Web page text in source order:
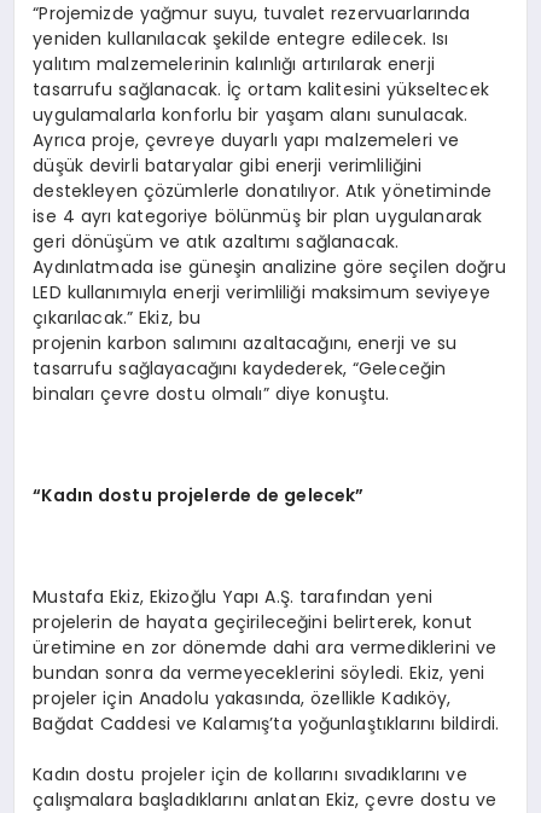
“Projemizde yağmur suyu, tuvalet rezervuarlarında
yeniden kullanılacak şekilde entegre edilecek. Isı
yalıtım malzemelerinin kalınlığı artırılarak enerji
tasarrufu sağlanacak. İç ortam kalitesini yükseltecek
uygulamalarla konforlu bir yaşam alanı sunulacak.
Ayrıca proje, çevreye duyarlı yapı malzemeleri ve
düşük devirli bataryalar gibi enerji verimliliğini
destekleyen çözümlerle donatılıyor. Atık yönetiminde
ise 4 ayrı kategoriye bölünmüş bir plan uygulanarak
geri dönüşüm ve atık azaltımı sağlanacak.
Aydınlatmada ise güneşin analizine göre seçilen doğru
LED kullanımıyla enerji verimliliği maksimum seviyeye
çıkarılacak.” Ekiz, bu
projenin karbon salımını azaltacağını, enerji ve su
tasarrufu sağlayacağını kaydederek, “Geleceğin
binaları çevre dostu olmalı” diye konuştu.
“Kadın dostu projelerde de gelecek”
Mustafa Ekiz, Ekizoğlu Yapı A.Ş. tarafından yeni
projelerin de hayata geçirileceğini belirterek, konut
üretimine en zor dönemde dahi ara vermediklerini ve
bundan sonra da vermeyeceklerini söyledi. Ekiz, yeni
projeler için Anadolu yakasında, özellikle Kadıköy,
Bağdat Caddesi ve Kalamış’ta yoğunlaştıklarını bildirdi.
Kadın dostu projeler için de kollarını sıvadıklarını ve
çalışmalara başladıklarını anlatan Ekiz, çevre dostu ve